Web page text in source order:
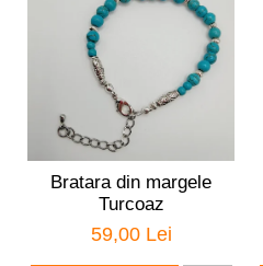
Bratara din margele
Turcoaz
59,00 Lei